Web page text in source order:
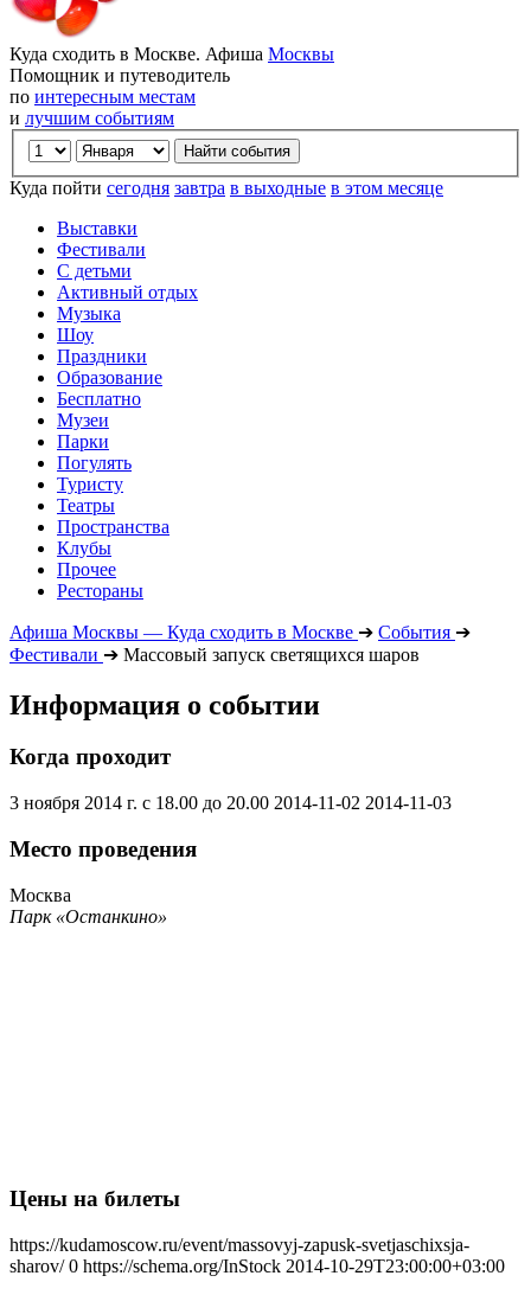
Куда сходить в Москве. Афиша Москвы
Помощник и путеводитель
по интересным местам
и лучшим событиям
Куда пойти сегодня завтра в выходные в этом месяце
Выставки
Фестивали
С детьми
Активный отдых
Музыка
Шоу
Праздники
Образование
Бесплатно
Музеи
Парки
Погулять
Туристу
Театры
Пространства
Клубы
Прочее
Рестораны
Афиша Москвы — Куда сходить в Москве ➔ События ➔
Фестивали ➔ Массовый запуск светящихся шаров
Информация о событии
Когда проходит
3 ноября 2014 г. с 18.00 до 20.00 2014-11-02 2014-11-03
Место проведения
Москва
Парк «Останкино»
Цены на билеты
https://kudamoscow.ru/event/massovyj-zapusk-svetjaschixsja-
sharov/ 0 https://schema.org/InStock 2014-10-29T23:00:00+03:00